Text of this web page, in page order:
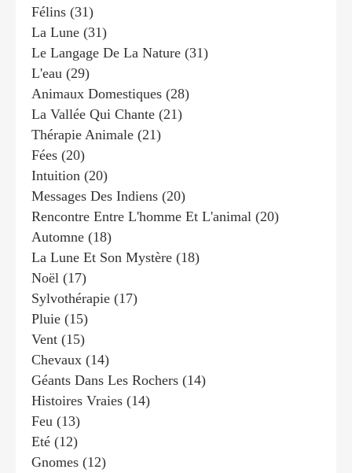
Félins (31)
La Lune (31)
Le Langage De La Nature (31)
L'eau (29)
Animaux Domestiques (28)
La Vallée Qui Chante (21)
Thérapie Animale (21)
Fées (20)
Intuition (20)
Messages Des Indiens (20)
Rencontre Entre L'homme Et L'animal (20)
Automne (18)
La Lune Et Son Mystère (18)
Noël (17)
Sylvothérapie (17)
Pluie (15)
Vent (15)
Chevaux (14)
Géants Dans Les Rochers (14)
Histoires Vraies (14)
Feu (13)
Eté (12)
Gnomes (12)